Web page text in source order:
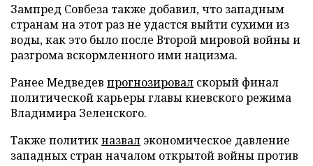
Зампред Совбеза также добавил, что западным
странам на этот раз не удастся выйти сухими из
воды, как это было после Второй мировой войны и
разгрома вскормленного ими нацизма.
Ранее Медведев прогнозировал скорый финал
политической карьеры главы киевского режима
Владимира Зеленского.
Также политикназвал экономическое давление
западных стран началом открытой войны против